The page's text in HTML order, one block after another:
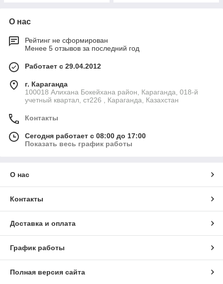
О нас
Рейтинг не сформирован
Менее 5 отзывов за последний год
Работает с 29.04.2012
г. Караганда
100018 Алихана Бокейхана район, Караганда, 018-й
учетный квартал, ст226 , Караганда, Казахстан
Контакты
Сегодня работает с 08:00 до 17:00
Показать весь график работы
О нас
Контакты
Доставка и оплата
График работы
Полная версия сайта